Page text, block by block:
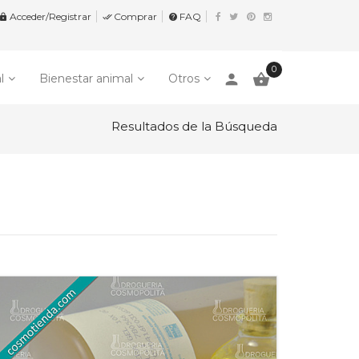
 Acceder/Registrar  Comprar help FAQ
Bienestar animal Otros person 
0
Resultados de la Búsqueda